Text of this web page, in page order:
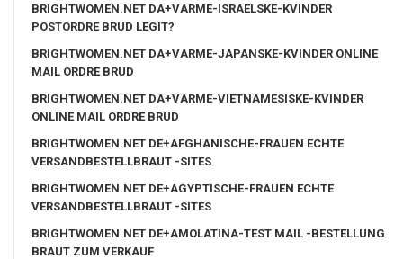
BRIGHTWOMEN.NET DA+VARME-ISRAELSKE-KVINDER
POSTORDRE BRUD LEGIT?
BRIGHTWOMEN.NET DA+VARME-JAPANSKE-KVINDER ONLINE
MAIL ORDRE BRUD
BRIGHTWOMEN.NET DA+VARME-VIETNAMESISKE-KVINDER
ONLINE MAIL ORDRE BRUD
BRIGHTWOMEN.NET DE+AFGHANISCHE-FRAUEN ECHTE
VERSANDBESTELLBRAUT -SITES
BRIGHTWOMEN.NET DE+AGYPTISCHE-FRAUEN ECHTE
VERSANDBESTELLBRAUT -SITES
BRIGHTWOMEN.NET DE+AMOLATINA-TEST MAIL -BESTELLUNG
BRAUT ZUM VERKAUF